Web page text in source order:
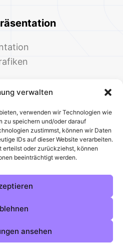
verwalten
verwenden wir Technologien wie
zu speichern und/oder darauf
zustimmst, können wir Daten
IDs auf dieser Website verarbeiten.
erteilst oder zurückziehst, können
beeinträchtigt werden.
ansehen
der Office-Vorlagen
Über unsKontakt
Cookies